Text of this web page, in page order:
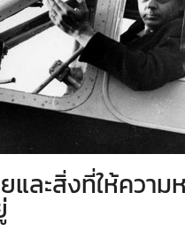
และสิ่งที่ให้ความ